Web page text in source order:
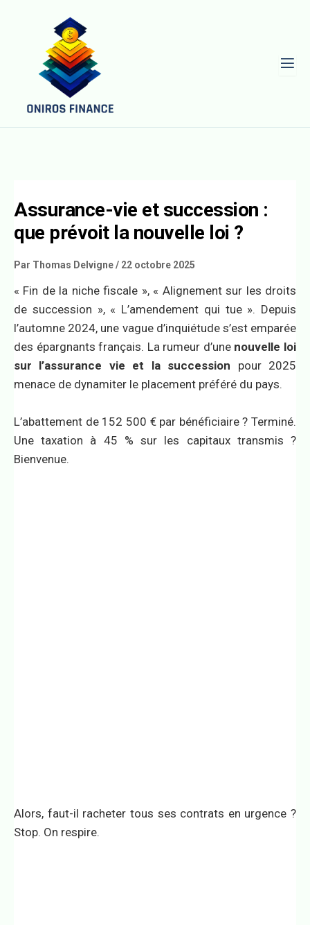
Assurance-vie et succession :
que prévoit la nouvelle loi ?
Par Thomas Delvigne/ 22 octobre 2025
« Fin de la niche fiscale », « Alignement sur les droits
de succession », « L’amendement qui tue ». Depuis
l’automne 2024, une vague d’inquiétude s’est emparée
des épargnants français. La rumeur d’une nouvelle loi
sur l’assurance vie et la succession pour 2025
menace de dynamiter le placement préféré du pays.
L’abattement de 152 500 € par bénéficiaire ? Terminé.
Une taxation à 45 % sur les capitaux transmis ?
Bienvenue.
Alors, faut-il racheter tous ses contrats en urgence ?
Stop. On respire.